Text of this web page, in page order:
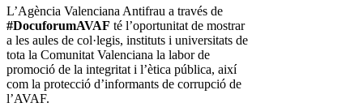
L’Agència Valenciana Antifrau a través de
#DocuforumAVAF té l’oportunitat de mostrar
a les aules de col·legis, instituts i universitats de
tota la Comunitat Valenciana la labor de
promoció de la integritat i l’ètica pública, així
com la protecció d’informants de corrupció de
l’AVAF.